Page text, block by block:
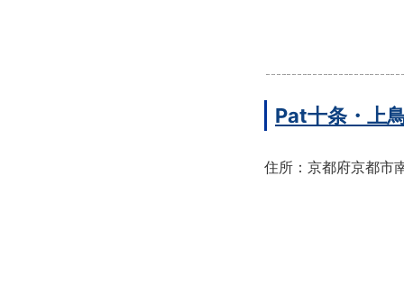
Pat十条・上
住所：京都府京都市